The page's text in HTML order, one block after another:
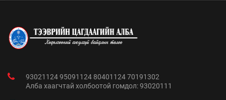
93021124 95091124 80401124 70191302
Алба хаагчтай холбоотой гомдол: 93020111